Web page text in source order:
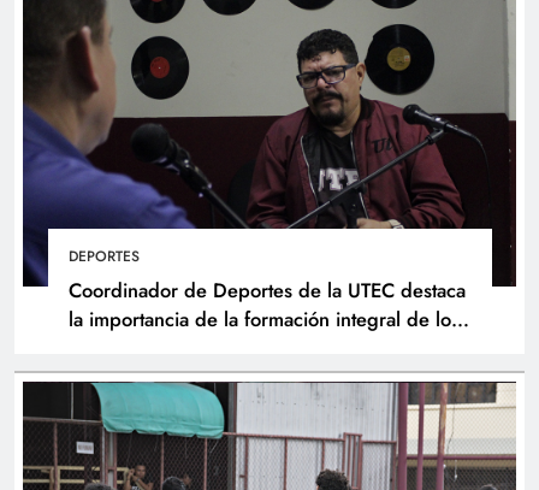
DEPORTES
Coordinador de Deportes de la UTEC destaca
la importancia de la formación integral de los